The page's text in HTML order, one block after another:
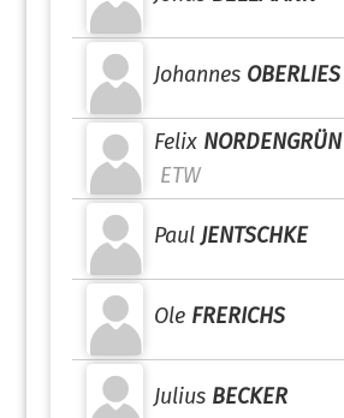
Johannes OBERLIES
Felix NORDENGRÜN
ETW
Paul JENTSCHKE
Ole FRERICHS
Julius BECKER